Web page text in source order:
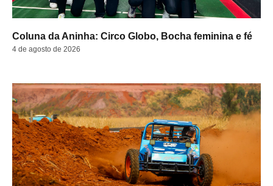
Coluna da Aninha: Circo Globo, Bocha feminina e fé
4 de agosto de 2026